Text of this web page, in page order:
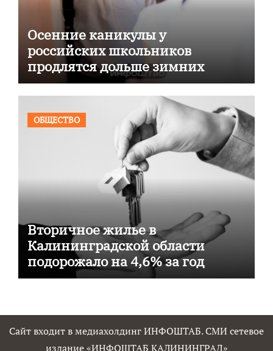
Осенние каникулы у
российских школьников
продлятся дольше зимних
ОБЩЕСТВО
Вторичное жилье в
Калининградской области
подорожало на 4,6% за год
Сайт входит в медиахолдинг ИНФОШТАБ. СМИ сетевое
издание «ИНФОШТАБ КАЛИНИНГРАД»